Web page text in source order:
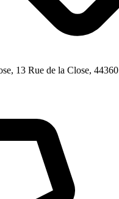
13 Rue de la Close, 44360